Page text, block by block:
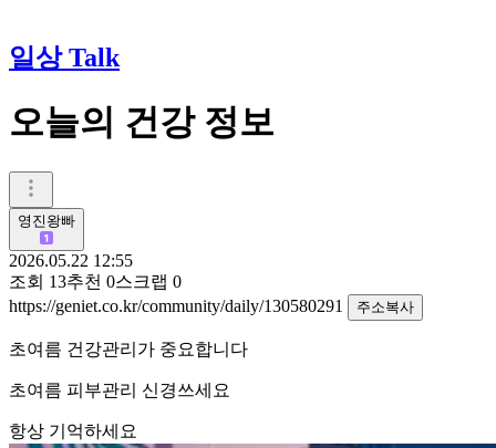
일상 Talk
오늘의 건강 정보
영진왕빠
2026.05.22 12:55
조회 13추천 0스크랩 0
https://geniet.co.kr/community/daily/130580291
주소복사
초여름 건강관리가 중요합니다
초여름 피부관리 신경쓰세요
항상 기억하세요